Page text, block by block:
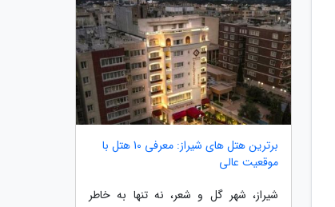
برترین هتل های شیراز: معرفی 10 هتل با
موقعیت عالی
شیراز، شهر گل و شعر، نه تنها به خاطر